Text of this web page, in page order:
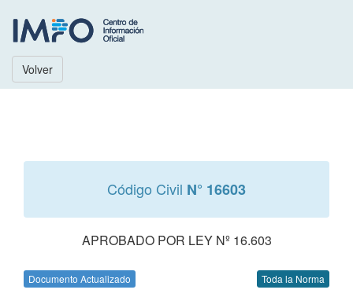
Volver
Código Civil N° 16603
APROBADO POR LEY Nº 16.603
Documento Actualizado Toda la Norma